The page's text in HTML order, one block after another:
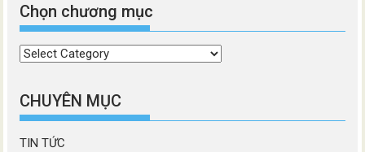
Chọn chương mục
Chọn
mục
CHUYÊN MỤC
TIN TỨC